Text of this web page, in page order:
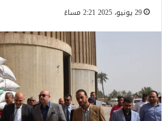
29 يونيو، 2025 2:21 مساءً